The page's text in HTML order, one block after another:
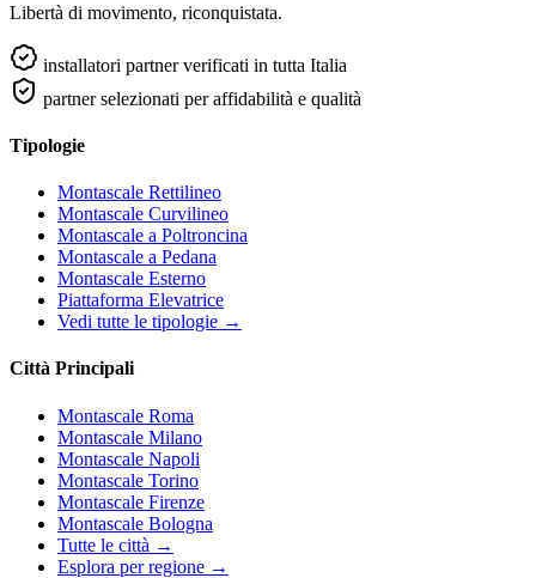
Libertà di movimento, riconquistata.
installatori partner verificati in tutta Italia
partner selezionati per affidabilità e qualità
Tipologie
Montascale Rettilineo
Montascale Curvilineo
Montascale a Poltroncina
Montascale a Pedana
Montascale Esterno
Piattaforma Elevatrice
Vedi tutte le tipologie →
Città Principali
Montascale Roma
Montascale Milano
Montascale Napoli
Montascale Torino
Montascale Firenze
Montascale Bologna
Tutte le città →
Esplora per regione →